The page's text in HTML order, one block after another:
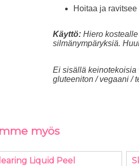
Hoitaa ja ravitsee
Käyttö: Hiero
silmänympäryksiä.
Ei sisällä keinotekoisia
gluteeniton / vegaani /
myös
Liquid Peel